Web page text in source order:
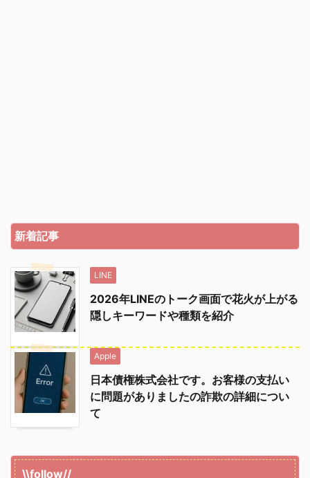
新着記事
LINE
2026年LINEのトーク画面で花火が上がる
隠しキーワードや種類を紹介
Apple
日本債権株式会社です。お客様の支払い
に問題がありましたの詐欺の詳細につい
て
\\follow//